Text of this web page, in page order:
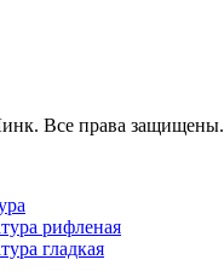
Все права защищены.
рифленая
гладкая